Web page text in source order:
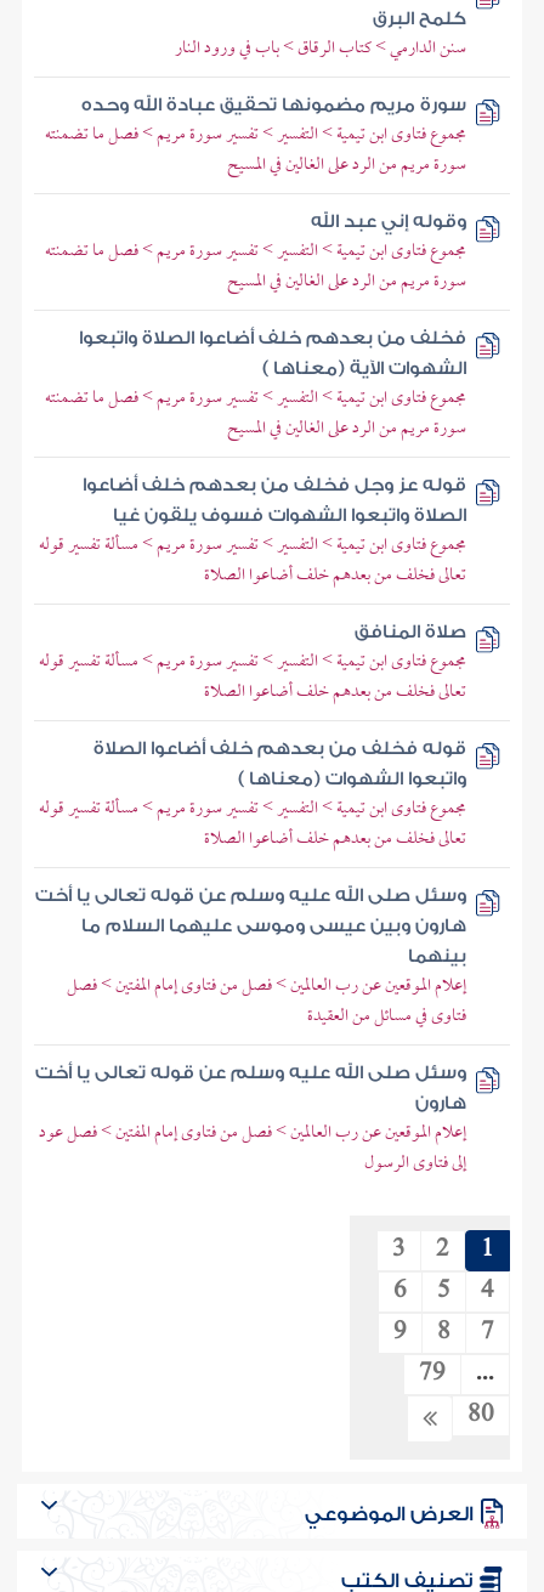
كلمح البرق
سنن الدارمي > كتاب الرقاق > باب في ورود النار
سورة مريم مضمونها تحقيق عبادة الله وحده
مجموع فتاوى ابن تيمية > التفسير > تفسير سورة مريم > فصل ما تضمنته
سورة مريم من الرد على الغالين في المسيح
وقوله إني عبد الله
مجموع فتاوى ابن تيمية > التفسير > تفسير سورة مريم > فصل ما تضمنته
سورة مريم من الرد على الغالين في المسيح
فخلف من بعدهم خلف أضاعوا الصلاة واتبعوا
الشهوات الآية (معناها )
مجموع فتاوى ابن تيمية > التفسير > تفسير سورة مريم > فصل ما تضمنته
سورة مريم من الرد على الغالين في المسيح
قوله عز وجل فخلف من بعدهم خلف أضاعوا
الصلاة واتبعوا الشهوات فسوف يلقون غيا
مجموع فتاوى ابن تيمية > التفسير > تفسير سورة مريم > مسألة تفسير قوله
تعالى فخلف من بعدهم خلف أضاعوا الصلاة
صلاة المنافق
مجموع فتاوى ابن تيمية > التفسير > تفسير سورة مريم > مسألة تفسير قوله
تعالى فخلف من بعدهم خلف أضاعوا الصلاة
قوله فخلف من بعدهم خلف أضاعوا الصلاة
واتبعوا الشهوات (معناها )
مجموع فتاوى ابن تيمية > التفسير > تفسير سورة مريم > مسألة تفسير قوله
تعالى فخلف من بعدهم خلف أضاعوا الصلاة
وسئل صلى الله عليه وسلم عن قوله تعالى يا أخت
هارون وبين عيسى وموسى عليهما السلام ما
بينهما
إعلام الموقعين عن رب العالمين > فصل من فتاوى إمام المفتين > فصل
فتاوى في مسائل من العقيدة
وسئل صلى الله عليه وسلم عن قوله تعالى يا أخت
هارون
إعلام الموقعين عن رب العالمين > فصل من فتاوى إمام المفتين > فصل عود
إلى فتاوى الرسول
1
2
3
4
5
6
7
8
9
...
79
80
العرض الموضوعي
تصنيف الكتب